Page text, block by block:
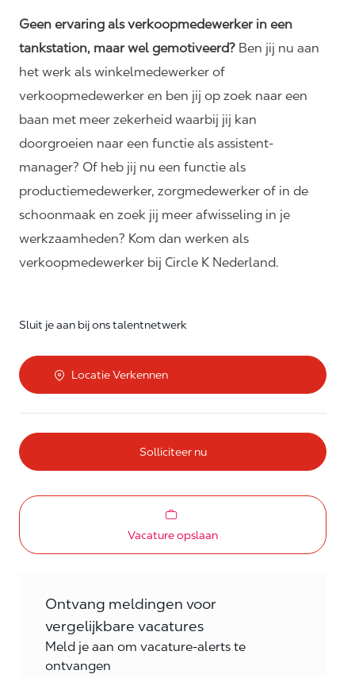
Geen ervaring als verkoopmedewerker in een
tankstation, maar wel gemotiveerd? Ben jij nu aan
het werk als winkelmedewerker of
verkoopmedewerker en ben jij op zoek naar een
baan met meer zekerheid waarbij jij kan
doorgroeien naar een functie als assistent-
manager? Of heb jij nu een functie als
productiemedewerker, zorgmedewerker of in de
schoonmaak en zoek jij meer afwisseling in je
werkzaamheden? Kom dan werken als
verkoopmedewerker bij Circle K Nederland.
Sluit je aan bij ons talentnetwerk
Locatie Verkennen
Solliciteer nu
Vacature opslaan
Ontvang meldingen voor
vergelijkbare vacatures
Meld je aan om vacature-alerts te
ontvangen